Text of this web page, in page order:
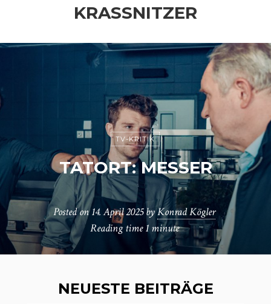
KRASSNITZER
TV-KRITIK
TATORT: MESSER
Posted on14. April 2025 byKonrad Kögler
Reading time1 minute
NEUESTE BEITRÄGE